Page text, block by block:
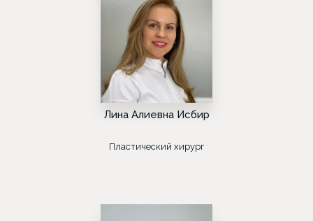
Лина Алиевна Исбир
Пластический хирург